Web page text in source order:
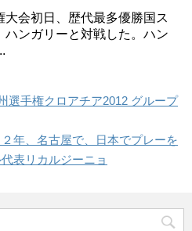
大会初日、歴代最多優勝国ス
ハンガリーと対戦した。ハン
選手権クロアチア2012 グループ
２年、名古屋で、日本でプレーを
表リカルジーニョ